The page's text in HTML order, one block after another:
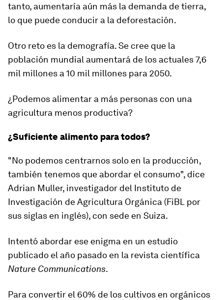
tanto, aumentaría aún más la demanda de tierra,
lo que puede conducir a la deforestación.
Otro reto es la demografía. Se cree que la
población mundial aumentará de los actuales 7,6
mil millones a 10 mil millones para 2050.
¿Podemos alimentar a más personas con una
agricultura menos productiva?
¿Suficiente alimento para todos?
"No podemos centrarnos solo en la producción,
también tenemos que abordar el consumo", dice
Adrian Muller, investigador del Instituto de
Investigación de Agricultura Orgánica (FiBL por
sus siglas en inglés), con sede en Suiza.
Intentó abordar ese enigma en un estudio
publicado el año pasado en la revista científica
Nature Communications.
Para convertir el 60% de los cultivos en orgánicos